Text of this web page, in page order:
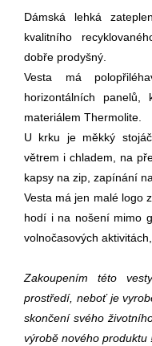
Dámská lehká
kvalitního
dobře prodyšný.
Vesta má
horizontálních panelů,
materiálem Thermolite.
U krku je měkký
větrem i chladem, na
kapsy na zip, zapínání
Vesta má jen malé logo
hodí i na nošení mimo
volnočasových aktivitách,
Zakoupením této
prostředí, neboť je
skončení svého
výrobě nového produktu